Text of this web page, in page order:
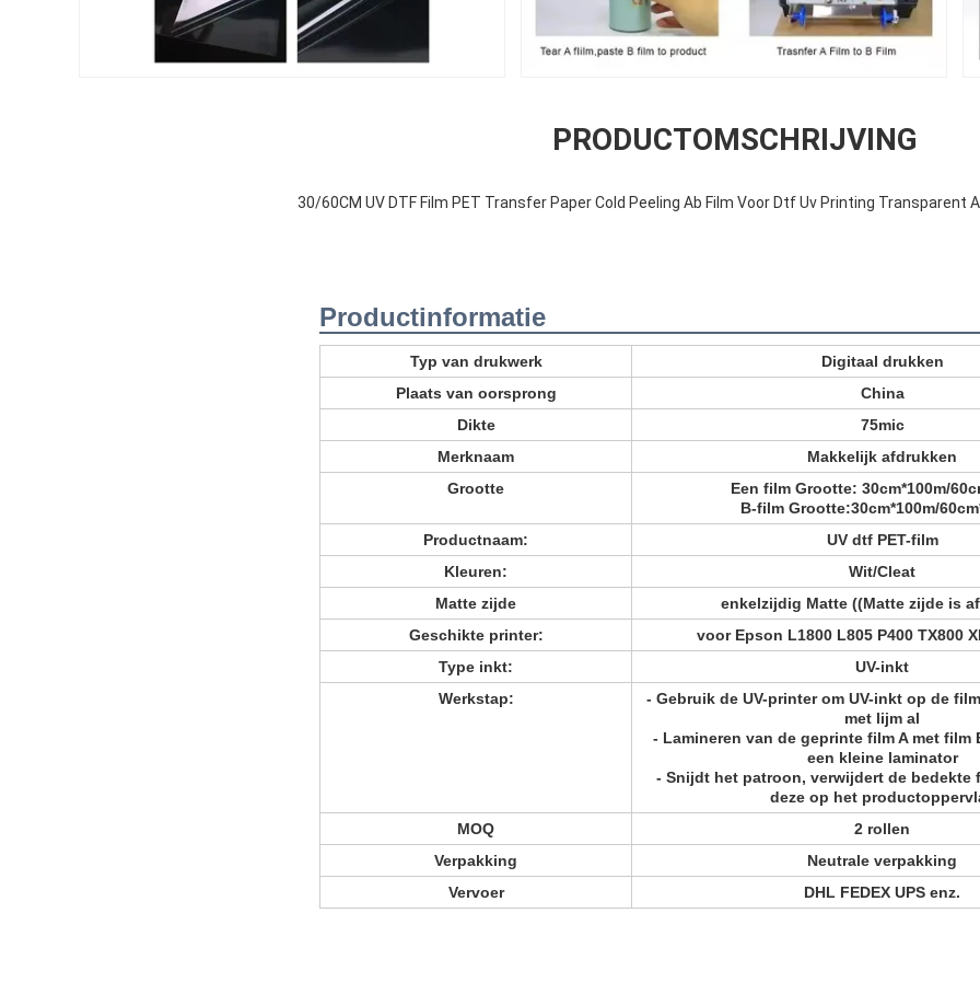
PRODUCTOMSCHRIJVING
30/60CM UV DTF Film PET Transfer Paper Cold Peeling Ab Film Voor Dtf Uv Printing Transparent
Productinformatie
Typ van drukwerk
Digitaal drukken
Plaats van oorsprong
China
Dikte
75mic
Merknaam
Makkelijk afdrukken
Grootte
Een film Grootte: 30cm*100m/
B-film Grootte:30cm*100m/
Productnaam:
UV dtf PET-film
Kleuren:
Wit/Cleat
Matte zijde
enkelzijdig Matte ((Matte zijde is
Geschikte printer:
voor Epson L1800 L805 P400 TX800
Type inkt:
UV-inkt
Werkstap:
- Gebruik de UV-printer om UV-inkt op de
met lijm al
- Lamineren van de geprinte film A met film
een kleine laminator
- Snijdt het patroon, verwijdert de bedekte
deze op het
MOQ
2 rollen
Verpakking
Neutrale verpakking
Vervoer
DHL FEDEX UPS enz.